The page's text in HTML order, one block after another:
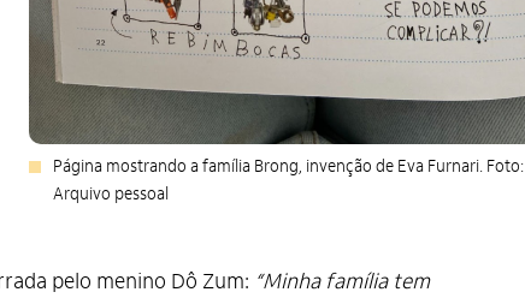
Página mostrando a família Brong, invenção de Eva Furnari. Foto:
Arquivo pessoal
pelo menino Dô Zum: “Minha família tem